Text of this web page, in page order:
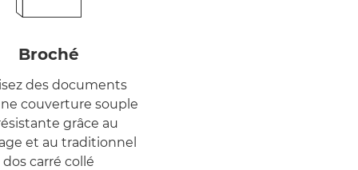
Broché
des documents
couverture souple
grâce au
et au traditionnel
dos carré collé